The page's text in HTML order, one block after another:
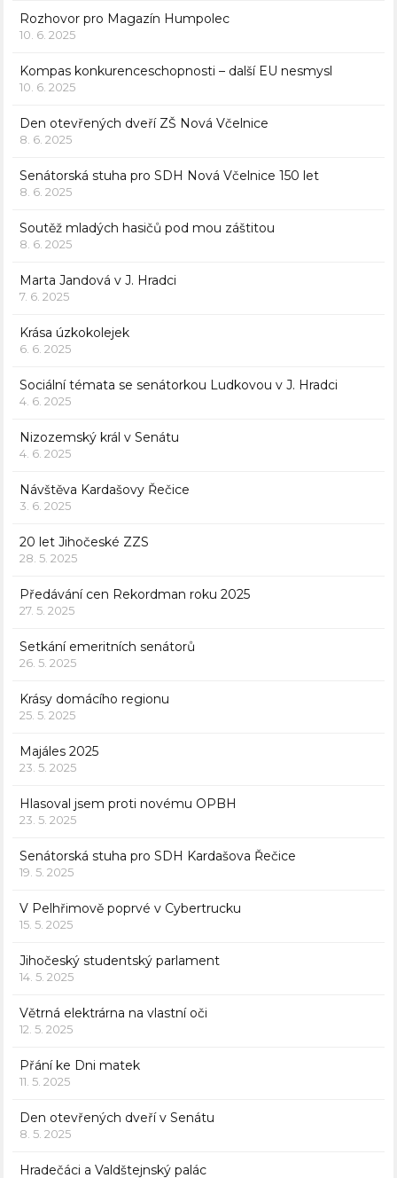
Rozhovor pro Magazín Humpolec
10. 6. 2025
Kompas konkurenceschopnosti – další EU nesmysl
10. 6. 2025
Den otevřených dveří ZŠ Nová Včelnice
8. 6. 2025
Senátorská stuha pro SDH Nová Včelnice 150 let
8. 6. 2025
Soutěž mladých hasičů pod mou záštitou
8. 6. 2025
Marta Jandová v J. Hradci
7. 6. 2025
Krása úzkokolejek
6. 6. 2025
Sociální témata se senátorkou Ludkovou v J. Hradci
4. 6. 2025
Nizozemský král v Senátu
4. 6. 2025
Návštěva Kardašovy Řečice
3. 6. 2025
20 let Jihočeské ZZS
28. 5. 2025
Předávání cen Rekordman roku 2025
27. 5. 2025
Setkání emeritních senátorů
26. 5. 2025
Krásy domácího regionu
25. 5. 2025
Majáles 2025
23. 5. 2025
Hlasoval jsem proti novému OPBH
23. 5. 2025
Senátorská stuha pro SDH Kardašova Řečice
19. 5. 2025
V Pelhřimově poprvé v Cybertrucku
15. 5. 2025
Jihočeský studentský parlament
14. 5. 2025
Větrná elektrárna na vlastní oči
12. 5. 2025
Přání ke Dni matek
11. 5. 2025
Den otevřených dveří v Senátu
8. 5. 2025
Hradečáci a Valdštejnský palác